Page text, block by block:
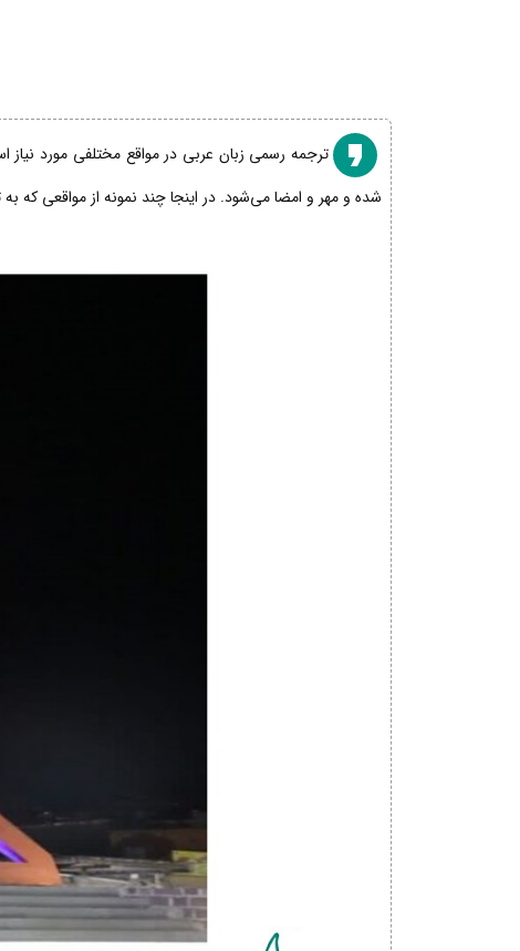
ترجمه رسمی زبان عربی در مواقع مختلفی مورد نیاز
شده و مهر و امضا می‌شود. در اینجا چند نمونه از مواقعی که